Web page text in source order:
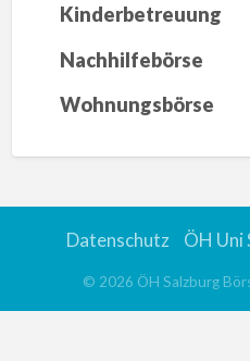
Kinderbetreuung
Nachhilfebörse
Wohnungsbörse
Datenschutz ÖH Uni
© 2026 ÖH Salzburg